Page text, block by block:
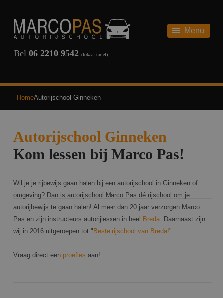
AUTORIJBEWIJS
THEORIE
AUTOMAAT
REVIEWS
OVER ONS
CONTACT
INSCHRIJVEN
Bel 06 2210 9542 (lokaal tarief)
Menu
HomeAutorijschool Ginneken
Autorijschool Ginneken
Kom lessen bij Marco Pas!
Wil je je rijbewijs gaan halen bij een autorijschool in Ginneken of
omgeving? Dan is autorijschool Marco Pas dé rijschool om je
autorijbewijs te gaan halen! Al meer dan 20 jaar verzorgen Marco
Pas en zijn instructeurs autorijlessen in heel Breda. Daarnaast zijn
wij in 2016 uitgeroepen tot " Beste rijschool van Breda!"
Vraag direct een proefles aan!